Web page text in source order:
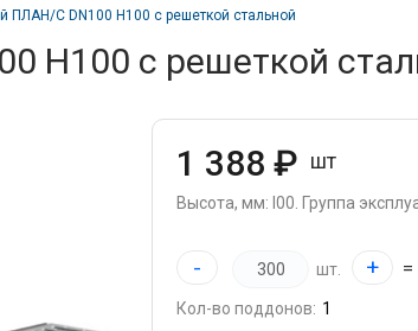
+7
г.
ПЛАН/С DN100 H100 с решеткой стальной
H100 с решеткой
1 388 ₽ шт
Высота, мм: I00. Группа
- шт. + =
Кол-во поддонов: